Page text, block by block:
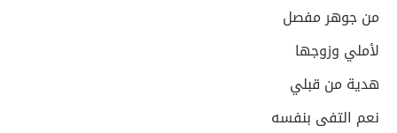
من جوهر مفصل
لأملي وزوجها
هدية من قبلي
نعم التفى بنفسه